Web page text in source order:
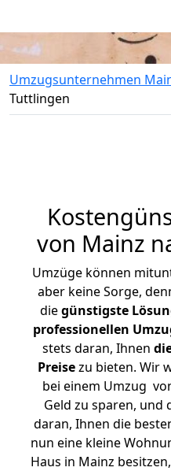
Umzugsunternehmen
Tuttlingen
von Mainz
Umzüge können
aber keine Sorge,
diegünstigste
professionellen
stets daran, Ihnen
Preisezu bieten. Wir
bei einem Umzug
Geld zu sparen, und
daran, Ihnen die
nun eine kleine
Haus in Mainz